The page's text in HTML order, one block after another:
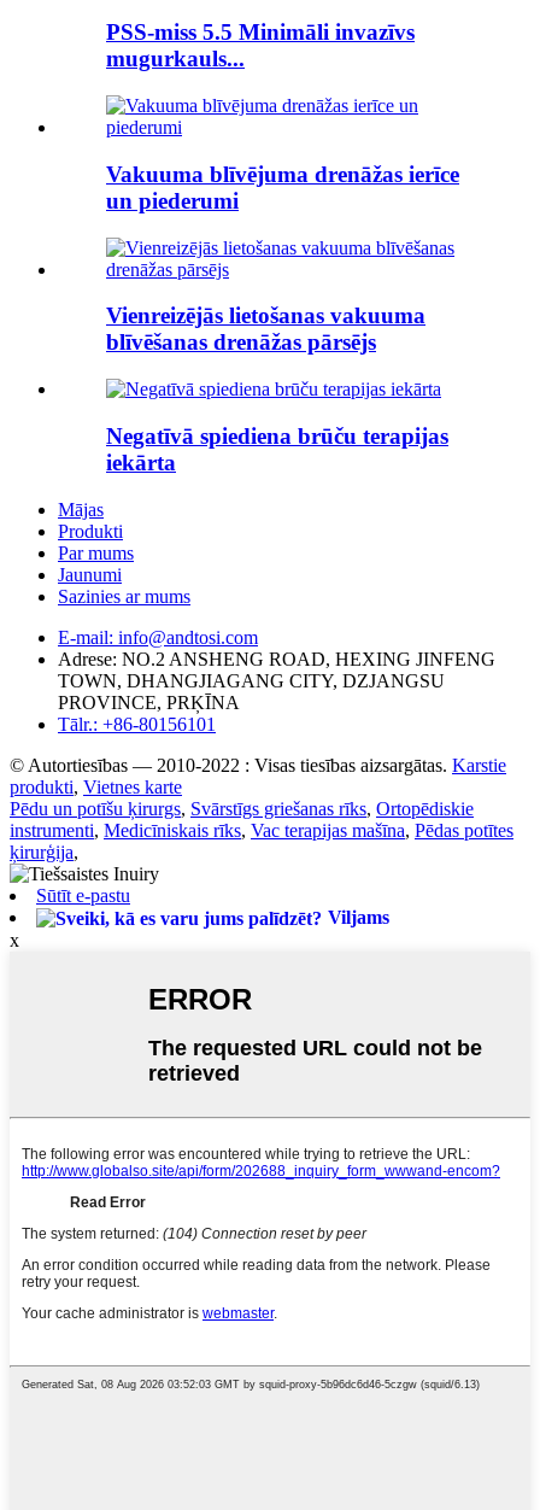
PSS-miss 5.5 Minimāli invazīvs
mugurkauls...
Vakuuma blīvējuma drenāžas ierīce
un piederumi
Vienreizējās lietošanas vakuuma
blīvēšanas drenāžas pārsējs
Negatīvā spiediena brūču terapijas
iekārta
Mājas
Produkti
Par mums
Jaunumi
Sazinies ar mums
E-mail: info@andtosi.com
Adrese: NO.2 ANSHENG ROAD, HEXING JINFENG
TOWN, DHANGJIAGANG CITY, DZJANGSU
PROVINCE, PRĶĪNA
Tālr.: +86-80156101
© Autortiesības — 2010-2022 : Visas tiesības aizsargātas. Karstie
produkti, Vietnes karte
Pēdu un potīšu ķirurgs, Svārstīgs griešanas rīks, Ortopēdiskie
instrumenti, Medicīniskais rīks, Vac terapijas mašīna, Pēdas potītes
ķirurģija,
Sūtīt e-pastu
Viljams
x